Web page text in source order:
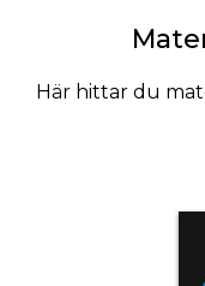
Här hittar du